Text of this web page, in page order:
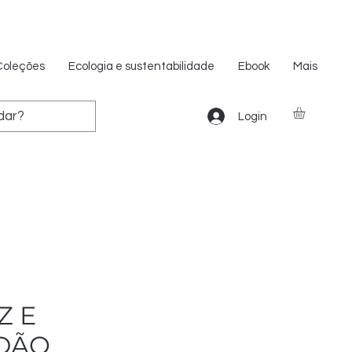
Ecologia e sustentabilidade Ebook Mais
Login
E